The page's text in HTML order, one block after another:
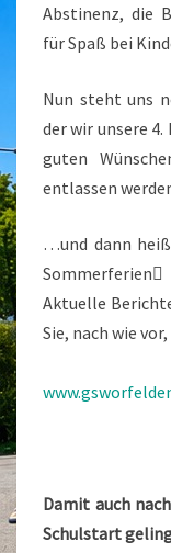
Abstinenz, die
für Spaß bei
Nun steht uns
der wir unsere
guten
entlassen
…und dann
Sommerferien
Aktuelle
Sie, nach wie
Damit auch
Schulstart